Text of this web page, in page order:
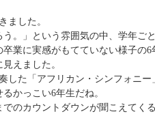
ました。
。」という雰囲気の中、学年ご
業に実感がもてていない様子の
えました。
した「アフリカン・シンフォニー
かっこい6年生だね。
のカウントダウンが聞こえてく